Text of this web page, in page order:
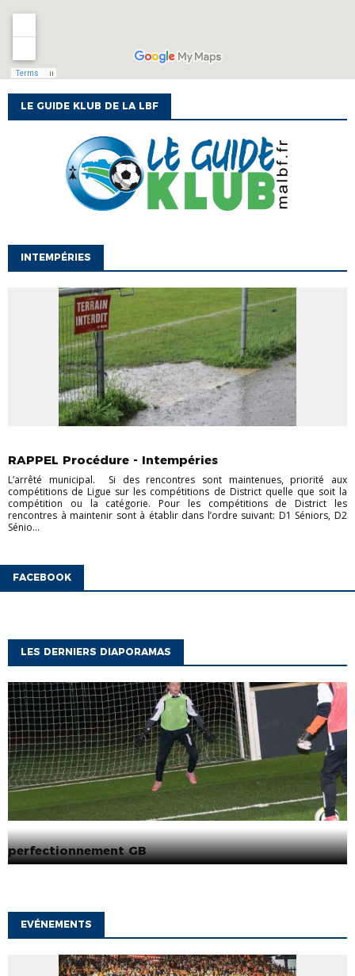
LE GUIDE KLUB DE LA LBF
INTEMPÉRIES
SÉNIORS
FOOT DES JEUNES À 11 FOOT FÉMININ
RAPPEL Procédure - Intempéries
L’arrêté municipal. Si des rencontres sont maintenues, priorité aux
compétitions de Ligue sur les compétitions de District quelle que soit la
compétition ou la catégorie. Pour les compétitions de District les
rencontres à maintenir sont à établir dans l’ordre suivant: D1 Séniors, D2
Sénio...
FACEBOOK
LES DERNIERS DIAPORAMAS
perfectionnement GB
EVÉNEMENTS